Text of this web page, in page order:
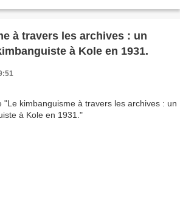
à travers les archives : un
à Kole en 1931.